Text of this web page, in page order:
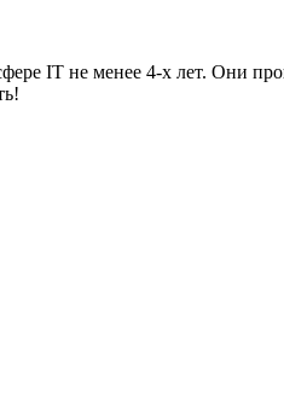
IT не менее 4-х лет. Они